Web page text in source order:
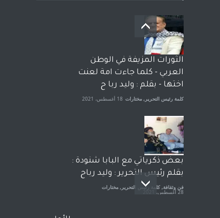
بعد معارك قضائية طاحنة كتب
وترافع فيها بنفسه مرة اخرى..
الشيخ طارق يوسف يقهر
الحكومة الأمريكية ، فأعطوه
الجنسية عن يد وهم صاغرون،
آراء حرة مختارات 7 أبريل، 2023
الثورات المزيفة في الوطن
العربي - كلما جاءت امة لعنت
اختها - بقلم : وليد ربا ح
كلمة رئيس التحرير , مختارات 18 أغسطس، 2021
بعض ذكرياتي مع البابا شنودة :
بقلم رئيس التحرير : وليد رباح
فن وثقافة, كلمة رئيس التحرير , مختارات
28 أغسطس، 2021